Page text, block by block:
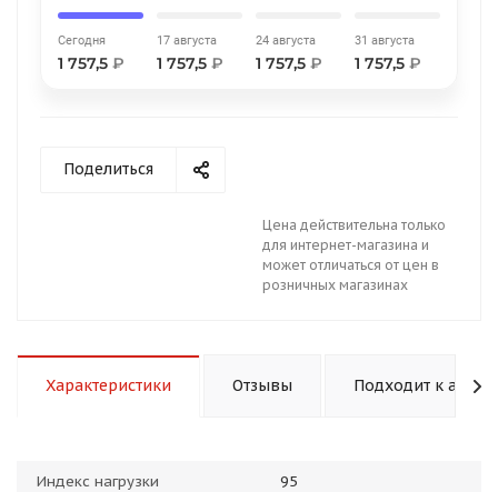
Сегодня
1 757,5 ₽
17 августа
1 757,5 ₽
24 августа
1 757,5 ₽
31 августа
1 757,5 ₽
Поделиться
Цена действительна только
для интернет-магазина и
может отличаться от цен в
розничных магазинах
Характеристики Отзывы Подходит к авто
Индекс нагрузки 95